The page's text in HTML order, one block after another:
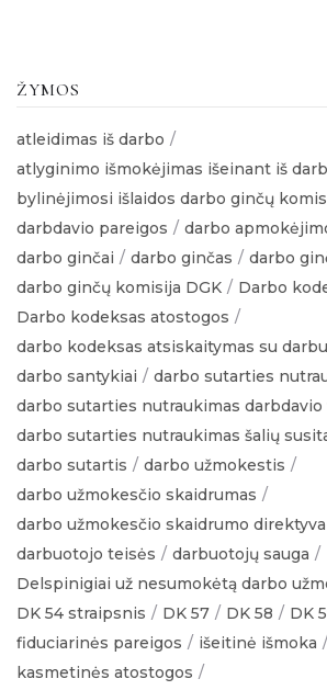
ŽYMOS
atleidimas iš darbo
atlyginimo išmokėjimas išeinant iš
bylinėjimosi išlaidos darbo ginčų
darbdavio pareigos
darbo
darbo ginčai
darbo ginčas
darbo
darbo ginčų komisija DGK
Darbo
Darbo kodeksas atostogos
darbo kodeksas atsiskaitymas su
darbo santykiai
darbo sutarties
darbo sutarties nutraukimas darbdavio
darbo sutarties nutraukimas šalių
darbo sutartis
darbo užmokestis
darbo užmokesčio skaidrumas
darbo užmokesčio skaidrumo direktyva
darbuotojo teisės
darbuotojų sauga
Delspinigiai už nesumokėtą darbo
DK 54 straipsnis
DK 57 DK 58
DK
fiduciarinės pareigos
išeitinė išmoka
kasmetinės atostogos